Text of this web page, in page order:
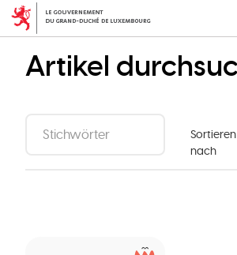
Direkt
zum
Sortieren
nach